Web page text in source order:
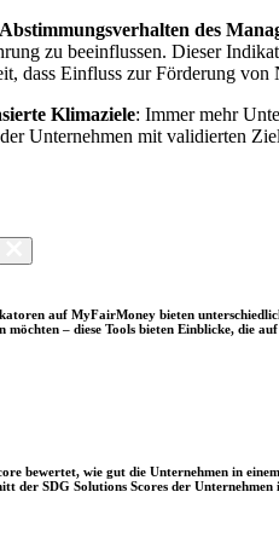
des
zu beeinflussen. Dieser
dass Einfluss zur Förderung
Klimaziele: Immer mehr
Unternehmen mit validierten
auf MyFairMoney bieten
möchten – diese Tools bieten Einblicke, die
bewertet, wie gut die Unternehmen in
der SDG Solutions Scores der